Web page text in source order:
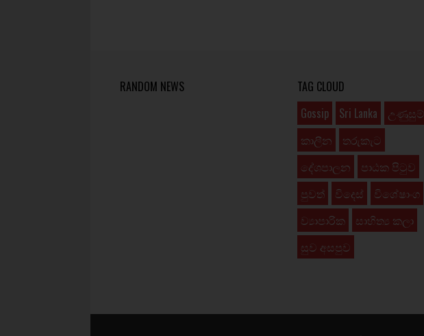
RANDOM NEWS
TAG CLOUD
Gossip
Sri Lanka
උණුසුම්
කාලීන
තරුකැට
දේශපාලන
පාඨක පිටුව
පුවත්
විදෙස්
විශේෂාංග
ව්‍යාපාරික
සාහිත්‍ය කලා
සුව අසපුව